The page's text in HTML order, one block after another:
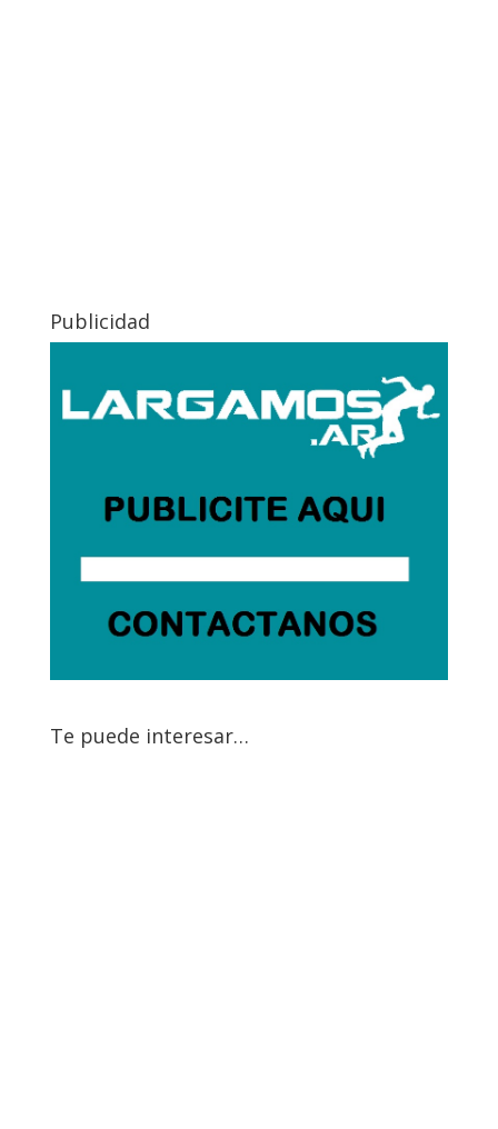
Publicidad
Te puede interesar…